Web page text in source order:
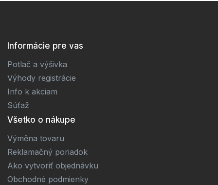
Informácie pre vas
Potlač a výšivka
Výhody registrácie
Info k akciam
Súťaž
Všetko o nákupe
Výměna tovaru
Reklamačný poriadok
Ako vytvoriť objednávku
Obchodné podmienky